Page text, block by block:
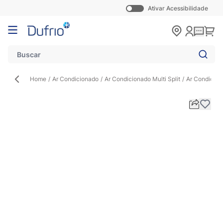
Ativar Acessibilidade
Pular para o conteúdo
Home / Ar Condicionado / Ar Condicionado Multi Split / Ar